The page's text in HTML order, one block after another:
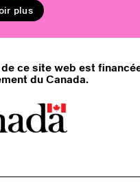
plus
ce site web est
du Canada.